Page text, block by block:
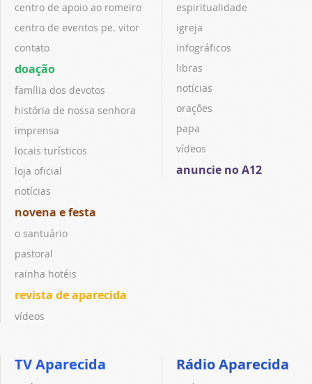
centro de apoio ao romeiro
centro de eventos pe. vitor
contato
doação
família dos devotos
história de nossa senhora
imprensa
locais turísticos
loja oficial
notícias
novena e festa
o santuário
pastoral
rainha hotéis
revista de aparecida
vídeos
espiritualidade
igreja
infográficos
libras
notícias
orações
papa
vídeos
anuncie no A12
TV Aparecida Rádio Aparecida